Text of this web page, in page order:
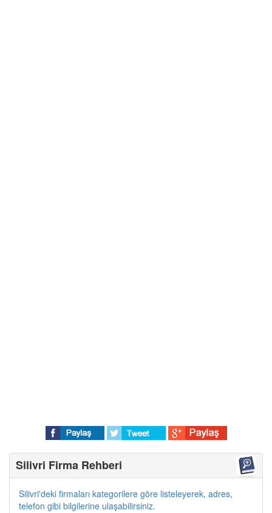
Silivri Firma Rehberi
Silivri'deki firmaları kategorilere göre listeleyerek, adres,
telefon gibi bilgilerine ulaşabilirsiniz.